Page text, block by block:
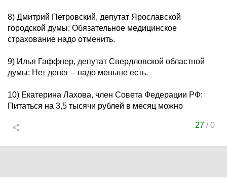
8) Дмитрий Петровский, депутат Ярославской
городской думы: Обязательное медицинское
страхование надо отменить.
9) Илья Гаффнер, депутат Свердловской областной
думы: Нет денег – надо меньше есть.
10) Екатерина Лахова, член Совета Федерации РФ:
Питаться на 3,5 тысячи рублей в месяц можно
27 /0